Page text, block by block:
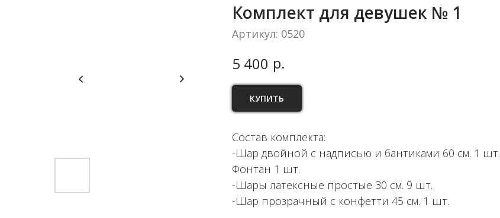
Комплект для девушек № 1
Артикул: 0520
5 400 р.
КУПИТЬ
Состав комплекта:
-Шар двойной с надписью и бантиками 60 см. 1 шт.
Фонтан 1 шт.
-Шары латексные простые 30 см. 9 шт.
-Шар прозрачный с конфетти 45 см. 1 шт.